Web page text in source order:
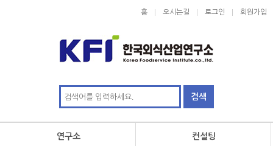
홈 오시는길 로그인 회원가입
연구소 컨설팅